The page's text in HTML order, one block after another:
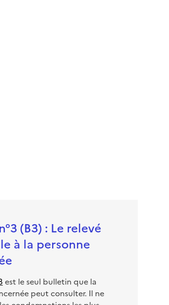
(B3) : Le relevé
à la personne
est le seul bulletin que la
peut consulter. Il ne